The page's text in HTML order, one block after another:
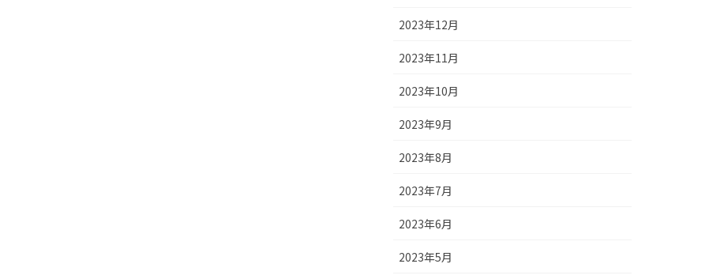
2023年12月
2023年11月
2023年10月
2023年9月
2023年8月
2023年7月
2023年6月
2023年5月